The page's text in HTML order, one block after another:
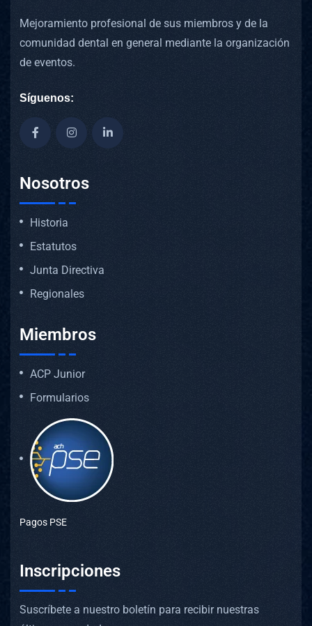
Mejoramiento profesional de sus miembros y de la
comunidad dental en general mediante la organización
de eventos.
Síguenos:
Nosotros
Historia
Estatutos
Junta Directiva
Regionales
Miembros
ACP Junior
Formularios
Pagos PSE
Inscripciones
Suscríbete a nuestro boletín para recibir nuestras